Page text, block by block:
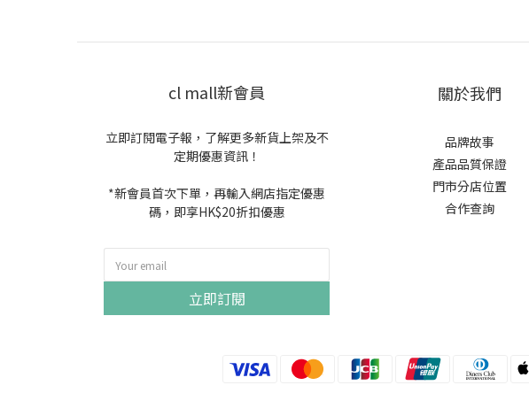
cl mall新會員
立即訂閱電子報，了解更多新貨上架及不
定期優惠資訊！
*新會員首次下單，再輸入網店指定優惠
碼，即享HK$20折扣優惠
立即訂閱
關於我們
品牌故事
產品品質保證
門市分店位置
合作查詢